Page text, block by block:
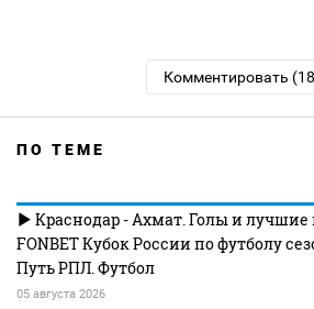
Комментировать
ПО ТЕМЕ
Краснодар - Ахмат. Голы и
FONBET Кубок России по футболу
Путь РПЛ. Футбол
05 августа 2026